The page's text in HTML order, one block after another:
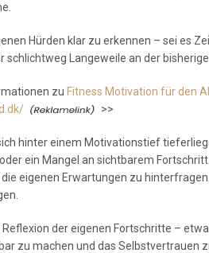
Hürden klar zu erkennen – sei es
schlichtweg Langeweile an der
zu Fitness Motivation für den
>>
hinter einem Motivationstief
ein Mangel an sichtbarem
eigenen Erwartungen zu
der eigenen Fortschritte –
zu machen und das Selbstvertrauen